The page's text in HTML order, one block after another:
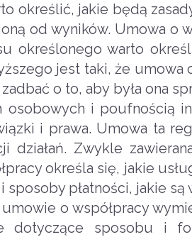
określić, jakie będą
od wyników. Umowa o
określonego warto
jest taki, że
o to, aby była ona
osobowych i poufnością
i prawa. Umowa ta
działań. Zwykle
określa się, jakie
sposoby płatności, jakie
o współpracy
dotyczące sposobu i